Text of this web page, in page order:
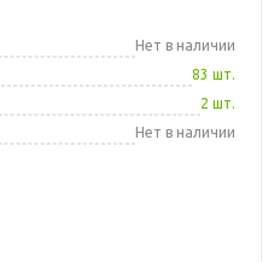
Нет в наличии
83 шт.
2 шт.
Нет в наличии